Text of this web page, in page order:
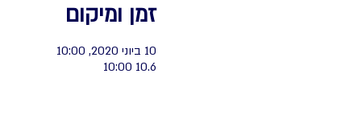
זמן ומיקום
10 ביוני 2020, 10:00
10.6 10:00